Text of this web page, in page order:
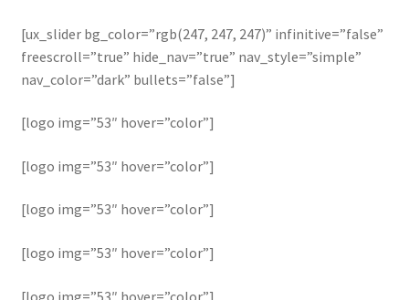
[ux_slider bg_color=”rgb(247, 247, 247)” infinitive=”false”
freescroll=”true” hide_nav=”true” nav_style=”simple”
nav_color=”dark” bullets=”false”]
[logo img=”53″ hover=”color”]
[logo img=”53″ hover=”color”]
[logo img=”53″ hover=”color”]
[logo img=”53″ hover=”color”]
[logo img=”53″ hover=”color”]